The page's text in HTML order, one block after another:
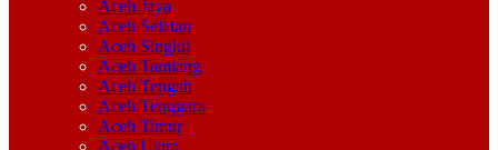
Aceh Jaya
Aceh Selatan
Aceh Singkil
Aceh Tamiang
Aceh Tengah
Aceh Tenggara
Aceh Timur
Aceh Utara